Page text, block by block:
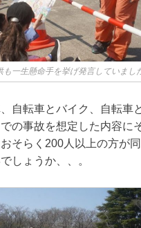
も一生懸命手を挙げ発言していまし
自転車とバイク、自転車
の事故を想定した内容に
そらく200人以上の方が
しょうか、、。